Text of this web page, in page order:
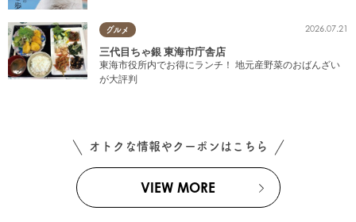
グルメ 2026.07.21
三代目ちゃ銀 東海市庁舎店
東海市役所内でお得にランチ！ 地元産野菜のおばんざい
が大評判
オトクな情報やクーポンはこちら
VIEW MORE